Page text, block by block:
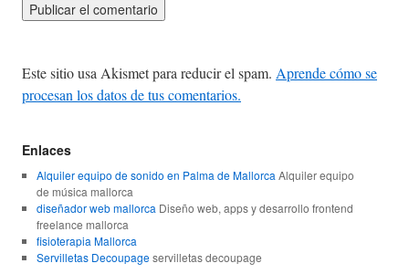
Este sitio usa Akismet para reducir el spam. Aprende cómo se
procesan los datos de tus comentarios.
Enlaces
Alquiler equipo de sonido en Palma de Mallorca Alquiler equipo
de música mallorca
diseñador web mallorca Diseño web, apps y desarrollo frontend
freelance mallorca
fisioterapia Mallorca
Servilletas Decoupageservilletas decoupage